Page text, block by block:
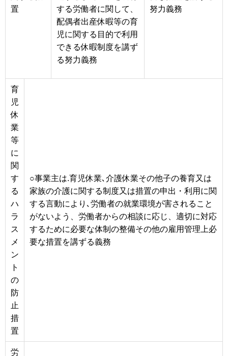
置
する労働者に関して、
配偶者出産休暇等の育
児に関する目的で利用
できる休暇制度を講ず
る努力義務
努力義務
育
児
休
業
等
に
関
す
る
ハ
ラ
ス
メ
ン
ト
の
防
止
措
置
○事業主は.育児休業､介護休業その他子の養育又は
家族の介護に関する制度又は措置の申出・利用に関
する言動により､労働者の就業環境が害されること
がないよう、労働者からの相談に応じ、適切に対応
するために必要な体制の整備その他の雇用管理上必
要な措置を講ずる義務
労